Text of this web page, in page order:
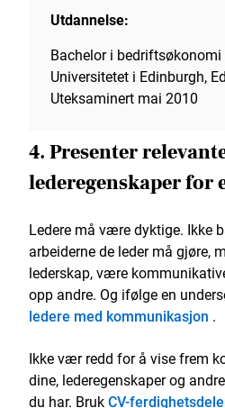
Utdannelse:
Bachelor i bedriftsøkonomi
Universitetet i Edinburgh,
Uteksaminert mai 2010
4. Presenter
lederegenskaper for
Ledere må være dyktige. Ikke
arbeiderne de leder må gjøre,
lederskap, være
opp andre. Og ifølge en
ledere med kommunikasjon .
Ikke vær redd for å vise frem
dine, lederegenskaper og
du har. BrukCV-